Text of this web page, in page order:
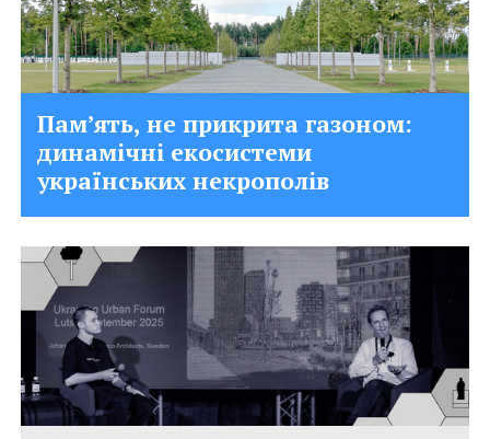
Памʼять, не прикрита газоном:
динамічні екосистеми
українських некрополів